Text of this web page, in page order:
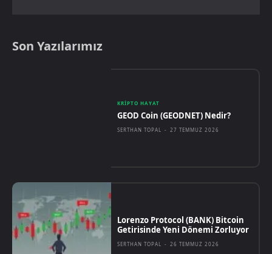
Son Yazılarımız
KRIPTO HAYAT
GEOD Coin (GEODNET) Nedir?
SERTHAN TOPAL - 27 TEMMUZ 2026
Lorenzo Protocol (BANK) Bitcoin
Getirisinde Yeni Dönemi Zorluyor
SERTHAN TOPAL - 26 TEMMUZ 2026